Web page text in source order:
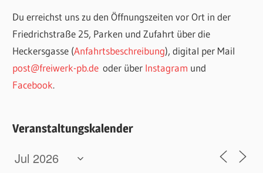
Du erreichst uns zu den Öffnungszeiten vor Ort in der
Friedrichstraße 25, Parken und Zufahrt über die
Heckersgasse (Anfahrtsbeschreibung), digital per Mail
post@freiwerk-pb.de oder über Instagram und
Facebook.
Veranstaltungskalender